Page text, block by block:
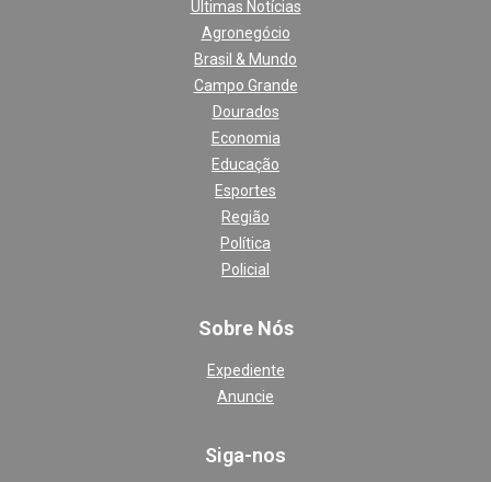
Últimas Notícias
Agronegócio
Brasil & Mundo
Campo Grande
Dourados
Economia
Educação
Esportes
Região
Política
Policial
Sobre Nós
Expediente
Anuncie
Siga-nos